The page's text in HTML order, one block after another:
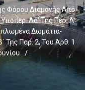
Φόρου Διαμονής Από
Αα’ Της Περ. Α’
Δωμάτια-
Της Παρ. 2, Του Άρθ. 1
/